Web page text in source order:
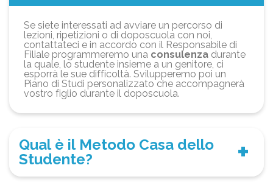
Se siete interessati ad avviare un percorso di
lezioni, ripetizioni o di doposcuola con noi,
contattateci e in accordo con il Responsabile di
Filiale programmeremo una consulenza durante
la quale, lo studente insieme a un genitore, ci
esporrà le sue difficoltà. Svilupperemo poi un
Piano di Studi personalizzato che accompagnerà
vostro figlio durante il doposcuola.
Qual è il Metodo Casa dello
Studente?